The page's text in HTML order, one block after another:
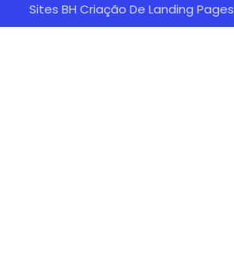
Sites BH Criação De Landing Pages